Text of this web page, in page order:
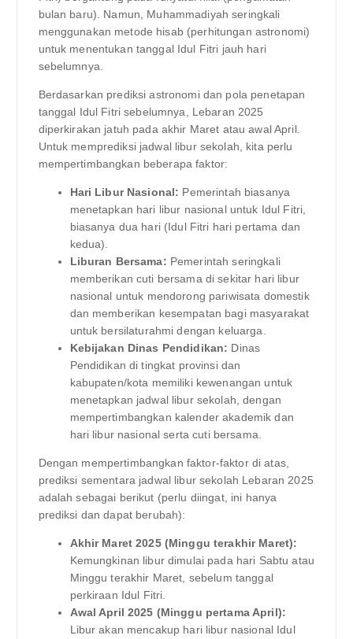
bulan baru). Namun, Muhammadiyah seringkali
menggunakan metode hisab (perhitungan astronomi)
untuk menentukan tanggal Idul Fitri jauh hari
sebelumnya.
Berdasarkan prediksi astronomi dan pola penetapan
tanggal Idul Fitri sebelumnya, Lebaran 2025
diperkirakan jatuh pada akhir Maret atau awal April.
Untuk memprediksi jadwal libur sekolah, kita perlu
mempertimbangkan beberapa faktor:
Hari Libur Nasional: Pemerintah biasanya
menetapkan hari libur nasional untuk Idul Fitri,
biasanya dua hari (Idul Fitri hari pertama dan
kedua).
Liburan Bersama: Pemerintah seringkali
memberikan cuti bersama di sekitar hari libur
nasional untuk mendorong pariwisata domestik
dan memberikan kesempatan bagi masyarakat
untuk bersilaturahmi dengan keluarga.
Kebijakan Dinas Pendidikan: Dinas
Pendidikan di tingkat provinsi dan
kabupaten/kota memiliki kewenangan untuk
menetapkan jadwal libur sekolah, dengan
mempertimbangkan kalender akademik dan
hari libur nasional serta cuti bersama.
Dengan mempertimbangkan faktor-faktor di atas,
prediksi sementara jadwal libur sekolah Lebaran 2025
adalah sebagai berikut (perlu diingat, ini hanya
prediksi dan dapat berubah):
Akhir Maret 2025 (Minggu terakhir Maret):
Kemungkinan libur dimulai pada hari Sabtu atau
Minggu terakhir Maret, sebelum tanggal
perkiraan Idul Fitri.
Awal April 2025 (Minggu pertama April):
Libur akan mencakup hari libur nasional Idul